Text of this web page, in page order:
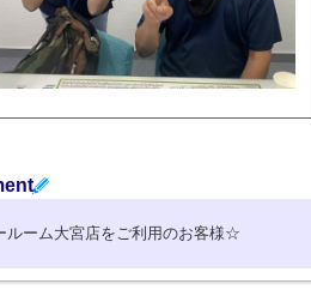
ーム大宮店をご利用のお客様☆